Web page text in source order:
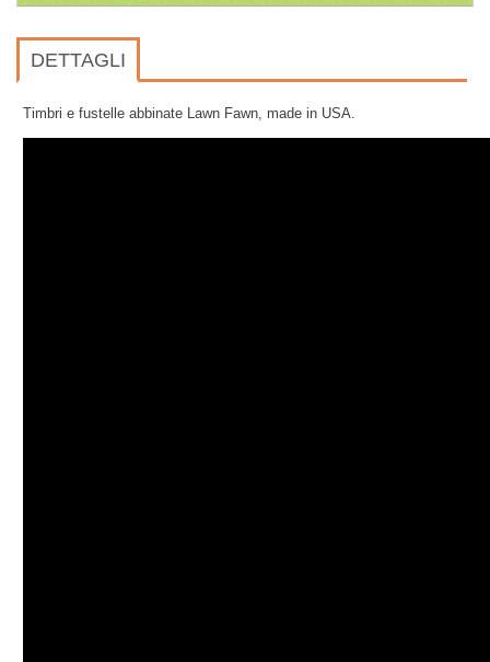
DETTAGLI
Timbri e fustelle abbinate Lawn Fawn, made in USA.